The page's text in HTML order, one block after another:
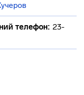
телефон: 23-